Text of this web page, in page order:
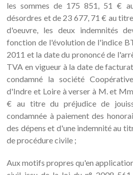
les sommes de 175 851, 51 €
désordres et de 23 677, 71 € au
d'oeuvre, les deux indemnités
fonction de l'évolution de l'indice
2011 et la date du prononcé de
TVA en vigueur à la date de
condamné la société
d'Indre et Loire à verser à M. et
€ au titre du préjudice de
condamnée à paiement des
des dépens et d'une indemnité au
de procédure civile ;
Aux motifs propres qu'en